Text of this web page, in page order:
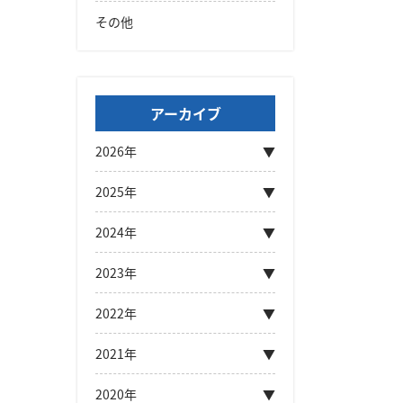
その他
アーカイブ
2026年
2025年
2024年
2023年
2022年
2021年
2020年